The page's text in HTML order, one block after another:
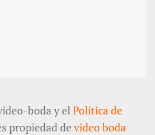
boda y elPolítica de
propiedad de video boda